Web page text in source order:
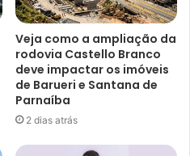
Veja como a ampliação da
rodovia Castello Branco
deve impactar os imóveis
de Barueri e Santana de
Parnaíba
2 dias atrás